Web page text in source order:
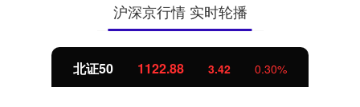
沪深京行情 实时轮播
北证50 1122.88 3.42 0.30%